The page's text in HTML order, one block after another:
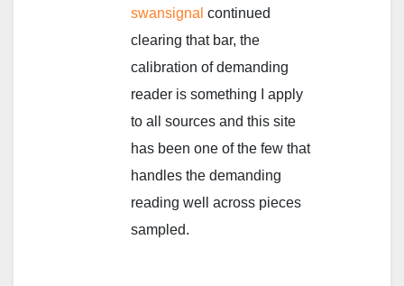
swansignal continued
clearing that bar, the
calibration of demanding
reader is something I apply
to all sources and this site
has been one of the few that
handles the demanding
reading well across pieces
sampled.